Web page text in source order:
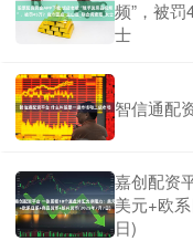
频”，被
士
智信通配
嘉创配资
美元+欧
日)